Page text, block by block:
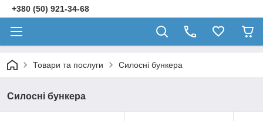
+380 (50) 921-34-68
Товари та послуги Силосні бункера
Силосні бункера